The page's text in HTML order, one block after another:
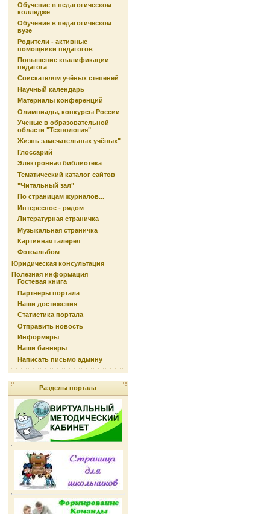
Обучение в педагогическом
колледже
Обучение в педагогическом
вузе
Родители - активные
помощники педагогов
Повышение квалификации
педагога
Соискателям учёных степеней
Научный календарь
Материалы конференций
Олимпиады, конкурсы России
Ученые в образовательной
области "Технология"
Жизнь замечательных учёных"
Глоссарий
Электронная библиотека
Тематический каталог сайтов
"Читальный зал"
По страницам журналов...
Интересное - рядом
Литературная страничка
Музыкальная страничка
Картинная галерея
Фотоальбом
Юридическая консультация
Полезная информация
Гостевая книга
Партнёры портала
Наши достижения
Статистика портала
Отправить новость
Информеры
Наши баннеры
Написать письмо админу
Разделы портала